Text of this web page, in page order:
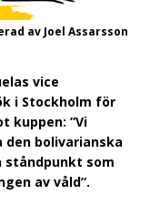
av Joel Assarsson
vice
i Stockholm för
kuppen: ”Vi
bolivarianska
ståndpunkt som
av våld”.